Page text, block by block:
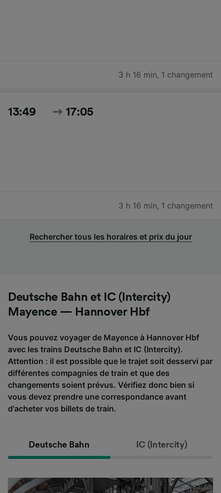
3 h 16 min, 1 changement
13:49 17:05
3 h 16 min, 1 changement
Rechercher tous les horaires et prix du jour
Deutsche Bahn et IC (Intercity)
Mayence — Hannover Hbf
Vous pouvez voyager de Mayence à Hannover Hbf
avec les trains Deutsche Bahn et IC (Intercity).
Attention : il est possible que le trajet soit desservi par
différentes compagnies de train et que des
changements soient prévus. Vérifiez donc bien si
vous devez prendre une correspondance avant
d'acheter vos billets de train.
Deutsche Bahn IC (Intercity)